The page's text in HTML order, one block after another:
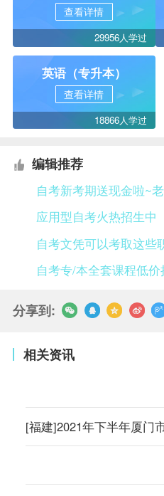
查看详情
29956人学过
英语（专升本）
查看详情
18866人学过
编辑推荐
自考新考期送现金啦~
应用型自考火热招生中
自考文凭可以考取这些
自考专/本全套课程低
分享到:
相关资讯
[福建]2021年下半年厦门